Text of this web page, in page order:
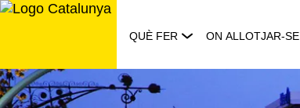
Saltar
QUÈ FER ON ALLOTJAR-SE